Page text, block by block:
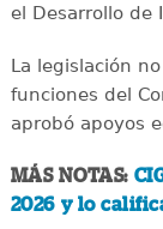
el Desarrollo de
La legislación
funciones del
aprobó apoyos
MÁS NOTAS:
2026 y lo